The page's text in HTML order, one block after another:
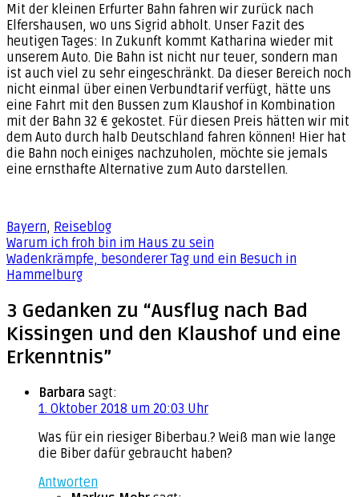
Mit der kleinen Erfurter Bahn fahren wir zurück nach
Elfershausen, wo uns Sigrid abholt. Unser Fazit des
heutigen Tages: In Zukunft kommt Katharina wieder mit
unserem Auto. Die Bahn ist nicht nur teuer, sondern man
ist auch viel zu sehr eingeschränkt. Da dieser Bereich noch
nicht einmal über einen Verbundtarif verfügt, hätte uns
eine Fahrt mit den Bussen zum Klaushof in Kombination
mit der Bahn 32 € gekostet. Für diesen Preis hätten wir mit
dem Auto durch halb Deutschland fahren können! Hier hat
die Bahn noch einiges nachzuholen, möchte sie jemals
eine ernsthafte Alternative zum Auto darstellen.
Bayern, Reiseblog
Beitragsnavigation
Warum ich froh bin im Haus zu sein
Wadenkrämpfe, besonderer Tag und ein Besuch in
Hammelburg
3 Gedanken zu “Ausflug nach Bad
Kissingen und den Klaushof und eine
Erkenntnis”
Barbara sagt:
1. Oktober 2018 um 20:03 Uhr
Was für ein riesiger Biberbau.? Weiß man wie lange
die Biber dafür gebraucht haben?
Antworten